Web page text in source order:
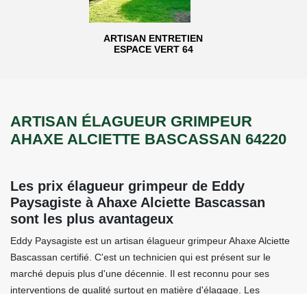
ARTISAN ENTRETIEN
ESPACE VERT 64
ARTISAN ÉLAGUEUR GRIMPEUR
AHAXE ALCIETTE BASCASSAN 64220
Les prix élagueur grimpeur de Eddy
Paysagiste à Ahaxe Alciette Bascassan
sont les plus avantageux
Eddy Paysagiste est un artisan élagueur grimpeur Ahaxe Alciette
Bascassan certifié. C'est un technicien qui est présent sur le
marché depuis plus d'une décennie. Il est reconnu pour ses
interventions de qualité surtout en matière d'élagage. Les